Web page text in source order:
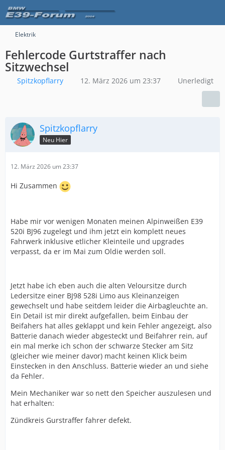
Elektrik
Fehlercode Gurtstraffer nach
Sitzwechsel
Spitzkopflarry 12. März 2026 um 23:37 Unerledigt
Spitzkopflarry
Neu Hier
12. März 2026 um 23:37
Hi Zusammen
Habe mir vor wenigen Monaten meinen Alpinweißen E39
520i BJ96 zugelegt und ihm jetzt ein komplett neues
Fahrwerk inklusive etlicher Kleinteile und upgrades
verpasst, da er im Mai zum Oldie werden soll.
Jetzt habe ich eben auch die alten Veloursitze durch
Ledersitze einer BJ98 528i Limo aus Kleinanzeigen
gewechselt und habe seitdem leider die Airbagleuchte an.
Ein Detail ist mir direkt aufgefallen, beim Einbau der
Beifahers hat alles geklappt und kein Fehler angezeigt, also
Batterie danach wieder abgesteckt und Beifahrer rein, auf
ein mal merke ich schon der schwarze Stecker am Sitz
(gleicher wie meiner davor) macht keinen Klick beim
Einstecken in den Anschluss. Batterie wieder an und siehe
da Fehler.
Mein Mechaniker war so nett den Speicher auszulesen und
hat erhalten:
Zündkreis Gurstraffer fahrer defekt.